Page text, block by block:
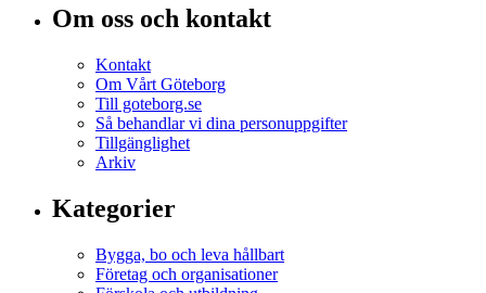
Om oss och kontakt
Kontakt
Om Vårt Göteborg
Till goteborg.se
Så behandlar vi dina personuppgifter
Tillgänglighet
Arkiv
Kategorier
Bygga, bo och leva hållbart
Företag och organisationer